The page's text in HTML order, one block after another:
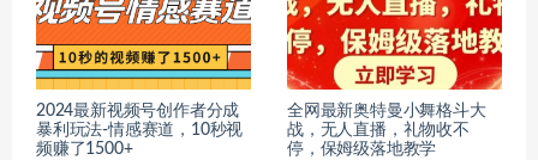
2024最新视频号创作者分成
暴利玩法-情感赛道，10秒视
频赚了1500+
全网最新奥特曼小舞格斗大
战，无人直播，礼物收不
停，保姆级落地教学